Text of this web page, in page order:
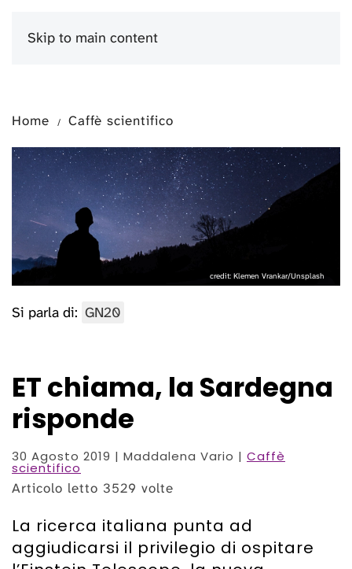
Skip to main content
Home Caffè scientifico
credit: Klemen Vrankar/Unsplash
Si parla di: GN20
ET chiama, la Sardegna
risponde
30 Agosto 2019 | Maddalena Vario | Caffè
scientifico
Articolo letto 3529 volte
La ricerca italiana punta ad
aggiudicarsi il privilegio di ospitare